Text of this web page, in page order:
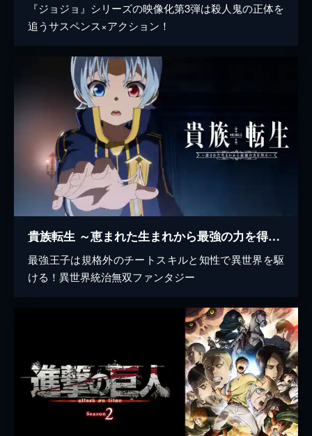
『ジョジョ』シリーズの映像化第3弾は殺人鬼の正体を
追うサスペンス×アクション！
貴族転生 ～恵まれた生まれから最強の力を得る～
最強王子は規格外のチートスキルと知性で異世界を駆
ける！異世界統治無双ファンタジー